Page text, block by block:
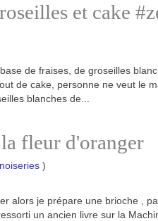
et cake
de fraises, de groseilles
de cake, personne ne veut le
blanches de...
fleur d'oranger
)
alors je prépare une brioche ,
un ancien livre sur la